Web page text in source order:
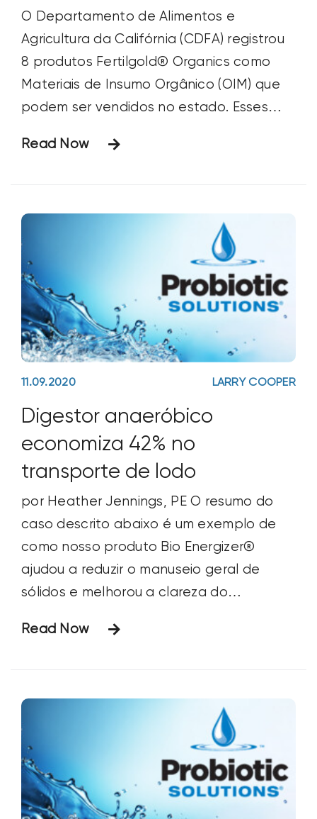
O Departamento de Alimentos e
Agricultura da Califórnia (CDFA) registrou
8 produtos Fertilgold® Organics como
Materiais de Insumo Orgânico (OIM) que
podem ser vendidos no estado. Esses
macronutrientes secundários Fertilgold®
Mo, Fertilgold® MoN, Fertilgold® Zn e
Fertilgold® Micros I (que
Read Now
11.09.2020 LARRY COOPER
Digestor anaeróbico
economiza 42% no
transporte de lodo
por Heather Jennings, PE O resumo do
caso descrito abaixo é um exemplo de
como nosso produto Bio Energizer®
ajudou a reduzir o manuseio geral de
sólidos e melhorou a clareza do
necessário muito Bio Energizer® para
ou
Read Now